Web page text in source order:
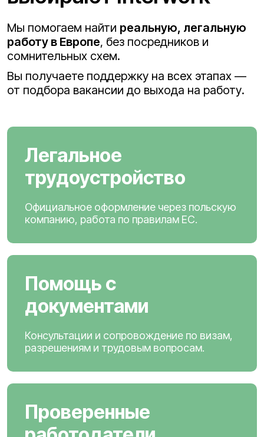
Мы помогаем найти реальную, легальную
работу в Европе, без посредников и
сомнительных схем.
Вы получаете поддержку на всех этапах —
от подбора вакансии до выхода на работу.
Легальное
трудоустройство
Официальное оформление через польскую
компанию, работа по правилам ЕС.
Помощь с
документами
Консультации и сопровождение по визам,
разрешениям и трудовым вопросам.
Проверенные